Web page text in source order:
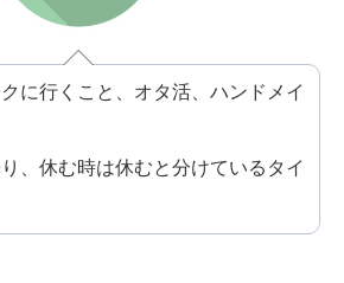
に行くこと、オタ活、ハンドメイ
、休む時は休むと分けているタイ